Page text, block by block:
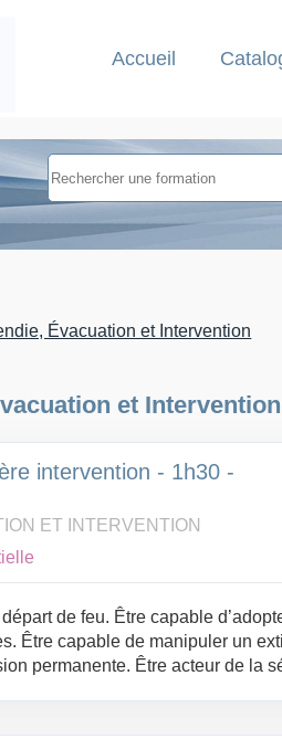
Accueil
Évacuation et Intervention
et Intervention
intervention - 1h30 -
ET INTERVENTION
de feu. Être capable
Être capable de manipuler un
permanente. Être acteur de la